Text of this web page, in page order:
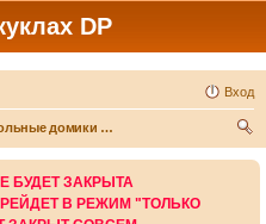
DP
Вход
Кукольные домики 1/12 и коллекционная миниатюра
БУДЕТ ЗАКРЫТА
В РЕЖИМ "ТОЛЬКО